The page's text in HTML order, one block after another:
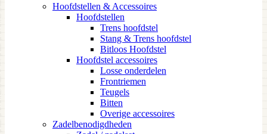
Hoofdstellen & Accessoires
Hoofdstellen
Trens hoofdstel
Stang & Trens hoofdstel
Bitloos Hoofdstel
Hoofdstel accessoires
Losse onderdelen
Frontriemen
Teugels
Bitten
Overige accessoires
Zadelbenodigdheden